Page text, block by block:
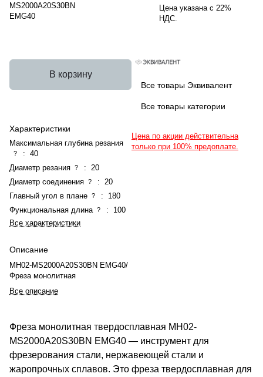
MS2000A20S30BN
EMG40
В корзину
Характеристики
Максимальная глубина резания
? : 40
Диаметр резания ? :
20
Диаметр соединения ? :
20
Главный угол в плане ? :
180
Функциональная длина ? :
100
Все характеристики
Описание
MH02-MS2000A20S30BN EMG40/
Фреза монолитная
Все описание
Цена указана с 22%
НДС.
Все товары Эквивалент
Все товары категории
Цена по акции действительна
только при 100% предоплате.
Фреза монолитная твердосплавная MH02-
MS2000A20S30BN EMG40 — инструмент для
фрезерования стали, нержавеющей стали и
жаропрочных сплавов. Это фреза твердосплавная для